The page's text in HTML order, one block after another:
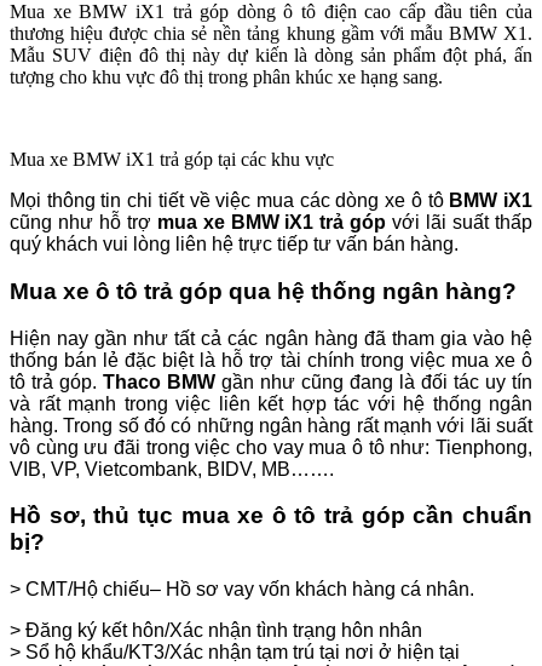
Mua xe BMW iX1 trả góp dòng ô tô điện cao cấp đầu tiên của
thương hiệu được chia sẻ nền tảng khung gầm với mẫu BMW X1.
Mẫu SUV điện đô thị này dự kiến là dòng sản phẩm đột phá, ấn
tượng cho khu vực đô thị trong phân khúc xe hạng sang.
Mua xe BMW iX1 trả góp tại các khu vực
Mọi thông tin chi tiết về việc mua các dòng xe ô tô BMW iX1
cũng như hỗ trợ mua xe BMW iX1 trả góp với lãi suất thấp
quý khách vui lòng liên hệ trực tiếp tư vấn bán hàng.
Mua xe ô tô trả góp qua hệ thống ngân hàng?
Hiện nay gần như tất cả các ngân hàng đã tham gia vào hệ
thống bán lẻ đặc biệt là hỗ trợ tài chính trong việc mua xe ô
tô trả góp. Thaco BMW gần như cũng đang là đối tác uy tín
và rất mạnh trong việc liên kết hợp tác với hệ thống ngân
hàng. Trong số đó có những ngân hàng rất mạnh với lãi suất
vô cùng ưu đãi trong việc cho vay mua ô tô như: Tienphong,
VIB, VP, Vietcombank, BIDV, MB…….
Hồ sơ, thủ tục mua xe ô tô trả góp cần chuẩn
bị?
> CMT/Hộ chiếu– Hồ sơ vay vốn khách hàng cá nhân.
> Đăng ký kết hôn/Xác nhận tình trạng hôn nhân
> Sổ hộ khẩu/KT3/Xác nhận tạm trú tại nơi ở hiện tại